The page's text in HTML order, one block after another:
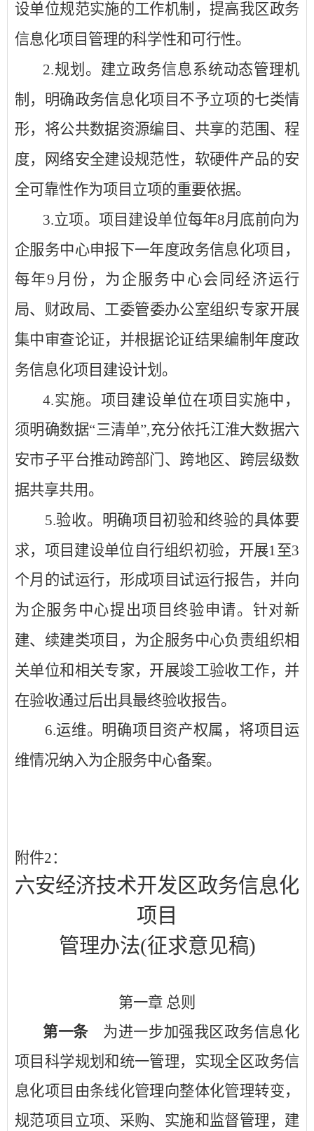
设单位规范实施的工作机制，提高我区政务
信息化项目管理的科学性和可行性。
2.规划。建立政务信息系统动态管理机
制，明确政务信息化项目不予立项的七类情
形，将公共数据资源编目、共享的范围、程
度，网络安全建设规范性，软硬件产品的安
全可靠性作为项目立项的重要依据。
3.立项。项目建设单位每年8月底前向为
企服务中心申报下一年度政务信息化项目，
每年9月份，为企服务中心会同经济运行
局、 财政局、 工委管委办公室组织专家开展
集中审查论证，并根据论证结果编制年度政
务信息化项目建设计划。
4.实施。项目建设单位在项目实施中，
须明确数据“三清单”,充分依托江淮大数据六
安市子平台推动跨部门、跨地区、跨层级数
据共享共用。
5.验收。 明确项目初验和终验的具体要
求，项目建设单位自行组织初验，开展1至3
个月的试运行，形成项目试运行报告，并向
为企服务中心提出项目终验申请。针对新
建、续建类项目，为企服务中心负责组织相
关单位和相关专家，开展竣工验收工作，并
在验收通过后出具最终验收报告。
6.运维。明确项目资产权属，将项目运
维情况纳入为企服务中心备案。
附件2：
六安经济技术开发区政务信息化
项目
管理办法(征求意见稿)
第一章 总则
第一条为进一步加强我区政务信息化
项目科学规划和统一管理，实现全区政务信
息化项目由条线化管理向整体化管理转变，
规范项目立项、采购、实施和监督管理，建